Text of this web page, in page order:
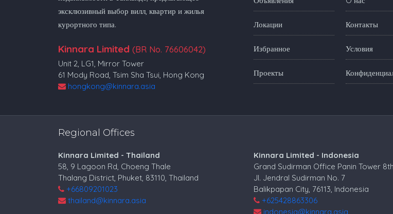
эксклюзивный выбор вилл, квартир и жилья
курортного типа.
Kinnara Limited (BR No. 76606042)
Unit 2, LG1, Mirror Tower
61 Mody Road, Tsim Sha Tsui, Hong Kong
hongkong@kinnara.asia
Локации
Избранное
Проекты
Контакты
Условия
Regional Offices
Kinnara Limited - Thailand
58, 9 Lagoon Rd, Choeng Thale
Thalang District, Phuket, 83110, Thailand
+66809201023
thailand@kinnara.asia
Kinnara Limited - Indonesia
Grand Sudirman Office Panin Tower
Jl. Jendral Sudirman No. 7
Balikpapan City, 76113, Indonesia
+625428863306
indonesia@kinnara.asia